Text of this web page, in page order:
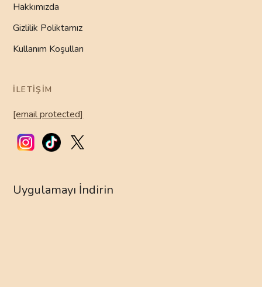
Hakkımızda
Gizlilik Poliktamız
Kullanım Koşulları
İLETIŞIM
[email protected]
Uygulamayı İndirin